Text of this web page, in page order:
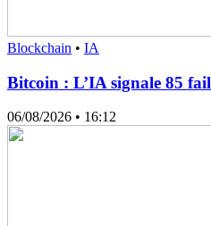
Blockchain • IA
Bitcoin : L’IA signale 85
06/08/2026 • 16:12